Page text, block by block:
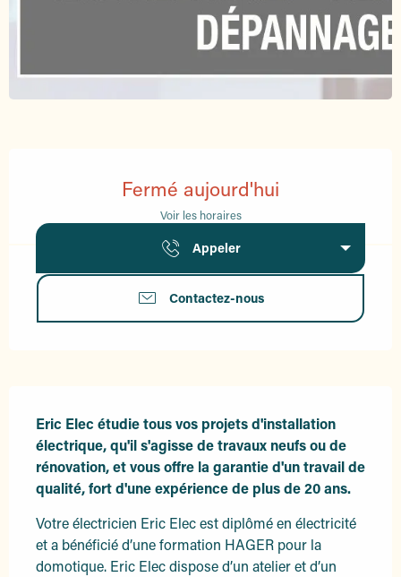
Fermé aujourd'hui
Voir les horaires
Appeler
Contactez-nous
Eric Elec étudie tous vos projets d'installation
électrique, qu'il s'agisse de travaux neufs ou de
rénovation, et vous offre la garantie d'un travail de
qualité, fort d'une expérience de plus de 20 ans.
Votre électricien Eric Elec est diplômé en électricité
et a bénéficié d’une formation HAGER pour la
domotique. Eric Elec dispose d’un atelier et d’un